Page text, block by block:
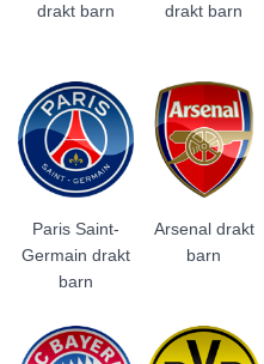
drakt barn
drakt barn
Paris Saint-
Germain drakt
barn
Arsenal drakt
barn